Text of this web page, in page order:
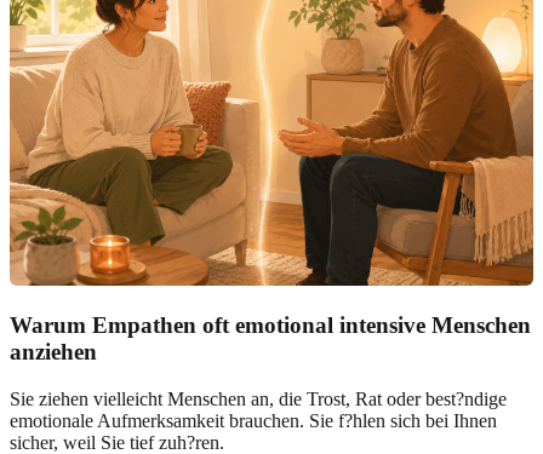
Warum Empathen oft emotional intensive Menschen
anziehen
Sie ziehen vielleicht Menschen an, die Trost, Rat oder best?ndige
emotionale Aufmerksamkeit brauchen. Sie f?hlen sich bei Ihnen
sicher, weil Sie tief zuh?ren.